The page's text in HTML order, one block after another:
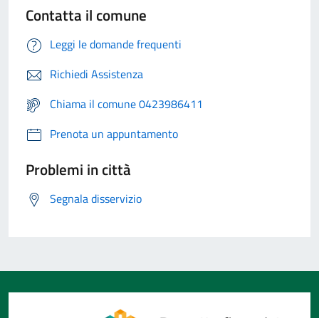
Contatta il comune
Leggi le domande frequenti
Richiedi Assistenza
Chiama il comune 0423986411
Prenota un appuntamento
Problemi in città
Segnala disservizio